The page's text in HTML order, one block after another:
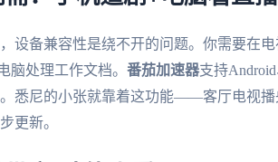
设备兼容性是绕不开的问题。你需要在
脑处理工作文档。 番茄加速器支持
悉尼的小张就靠着这功能——客厅电视播
更新。